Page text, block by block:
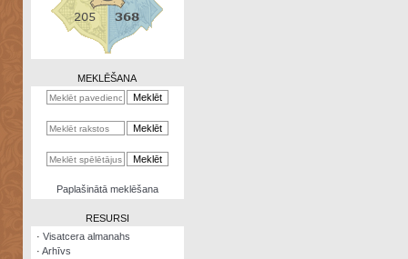
Zināšanu
kalkulators
Nomētātās
MEKLĒŠANA
Paplašinātā meklēšana
RESURSI
· Visatcera almanahs
· Arhīvs